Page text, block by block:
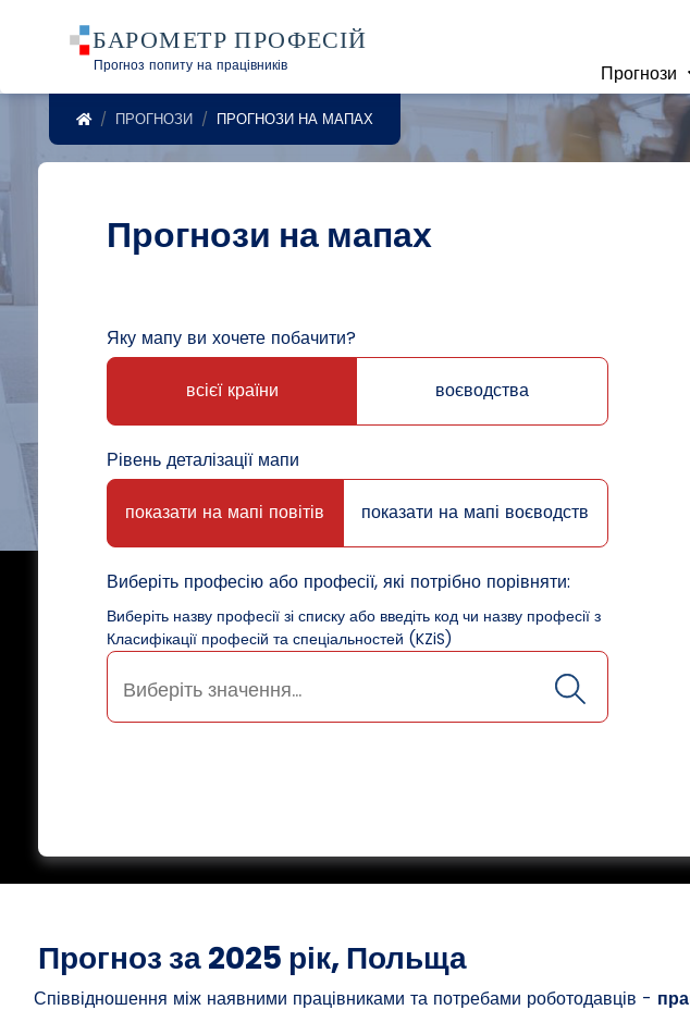
Прогноз попиту на працівників Прогнози
POWRÓT DO STRONY GŁÓWNEJ
ПРОГНОЗИ ПРОГНОЗИ НА МАПАХ
Прогнози на мапах
Яку мапу ви хочете побачити?
всієї країни воєводства
Рівень деталізації мапи
показати на мапі повітів показати на мапі воєводств
Виберіть професію або професії, які потрібно порівняти:
Виберіть назву професії зі списку або введіть код чи назву професії з
Класифікації професій та спеціальностей (KZiS)
Прогноз за 2025 рік, Польща
Співвідношення між наявними працівниками та потребами роботодавців -